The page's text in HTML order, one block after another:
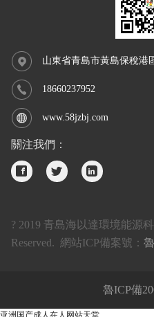
山東省青島市黃島保稅港
18660237952
www.58jzbj.com
關注我們：
? 2019 青島海以達環境能源
Reserved. 網站ICP備案號：
魯ICP備
亚洲国产成人在人网站天堂